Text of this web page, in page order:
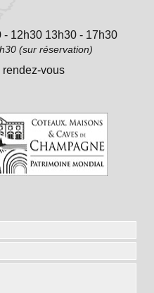
- 12h30 13h30 - 17h30
(sur réservation)
rendez-vous